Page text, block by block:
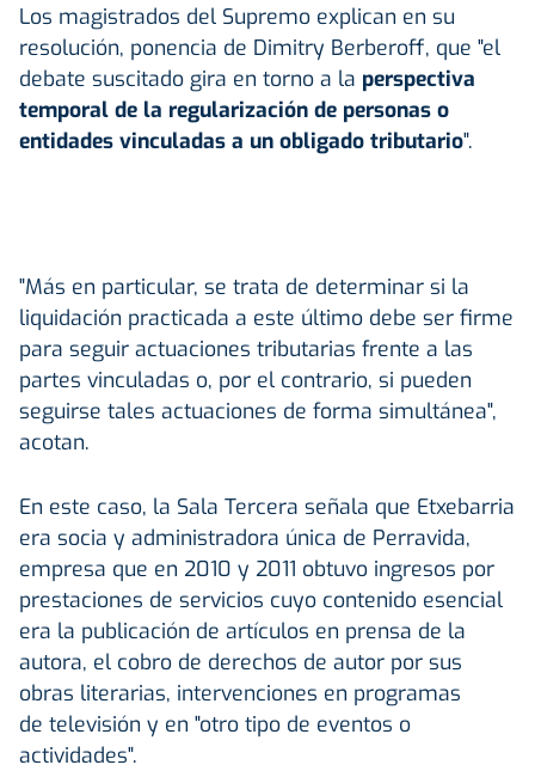
Los magistrados del Supremo explican en su
resolución, ponencia de Dimitry Berberoff, que "el
debate suscitado gira en torno a la perspectiva
temporal de la regularización de personas o
entidades vinculadas a un obligado tributario".
"Más en particular, se trata de determinar si la
liquidación practicada a este último debe ser firme
para seguir actuaciones tributarias frente a las
partes vinculadas o, por el contrario, si pueden
seguirse tales actuaciones de forma simultánea",
acotan.
En este caso, la Sala Tercera señala que Etxebarria
era socia y administradora única de Perravida,
empresa que en 2010 y 2011 obtuvo ingresos por
prestaciones de servicios cuyo contenido esencial
era la publicación de artículos en prensa de la
autora, el cobro de derechos de autor por sus
obras literarias, intervenciones en programas
de televisión y en "otro tipo de eventos o
actividades".